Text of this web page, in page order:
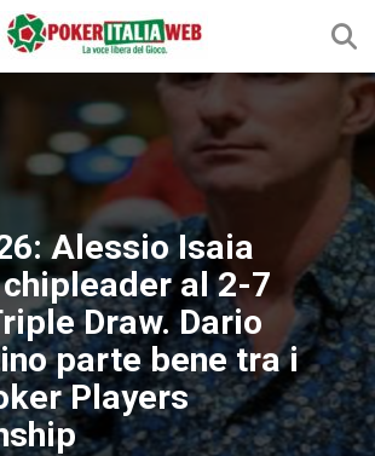
Alessio Isaia
al 2-7
Draw. Dario
parte bene tra i
Players